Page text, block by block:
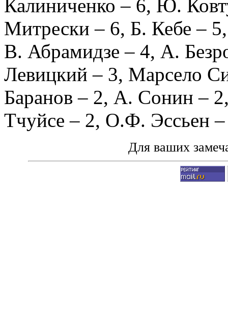
Калиниченко – 6, Ю.
Митрески – 6, Б. Кебе –
В. Абрамидзе – 4, А.
Левицкий – 3, Марсело
Баранов – 2, А. Сонин –
Тчуйсе – 2, О.Ф. Эссьен
Для ваших